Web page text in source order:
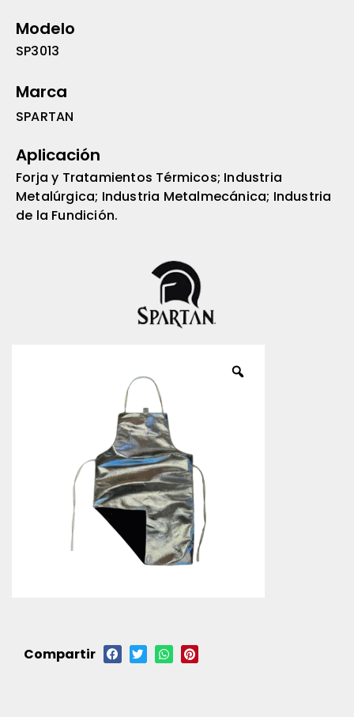
Modelo
SP3013
Marca
SPARTAN
Aplicación
Forja y Tratamientos Térmicos; Industria
Metalúrgica; Industria Metalmecánica; Industria
de la Fundición.
Compartir